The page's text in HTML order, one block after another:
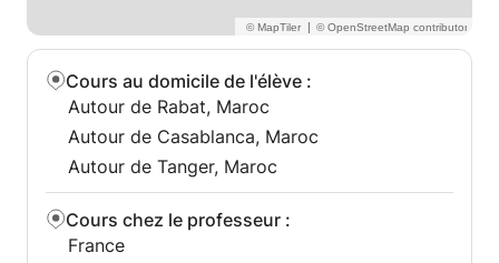
|
Cours au domicile de l'élève :
Autour de Rabat, Maroc
Autour de Casablanca, Maroc
Autour de Tanger, Maroc
Cours chez le professeur :
France